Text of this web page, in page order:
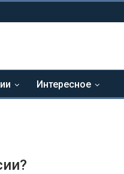
Интересное